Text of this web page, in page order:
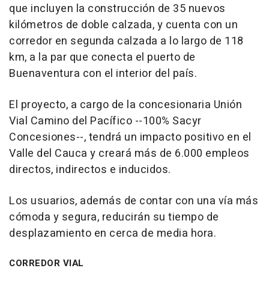
que incluyen la construcción de 35 nuevos
kilómetros de doble calzada, y cuenta con un
corredor en segunda calzada a lo largo de 118
km, a la par que conecta el puerto de
Buenaventura con el interior del país.
El proyecto, a cargo de la concesionaria Unión
Vial Camino del Pacífico --100% Sacyr
Concesiones--, tendrá un impacto positivo en el
Valle del Cauca y creará más de 6.000 empleos
directos, indirectos e inducidos.
Los usuarios, además de contar con una vía más
cómoda y segura, reducirán su tiempo de
desplazamiento en cerca de media hora.
CORREDOR VIAL